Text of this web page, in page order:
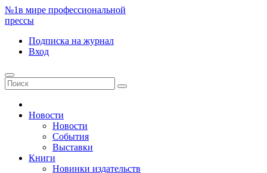
№1в мире профессиональной
прессы
Подписка на журнал
Вход
Новости
Новости
События
Выставки
Книги
Новинки издательств